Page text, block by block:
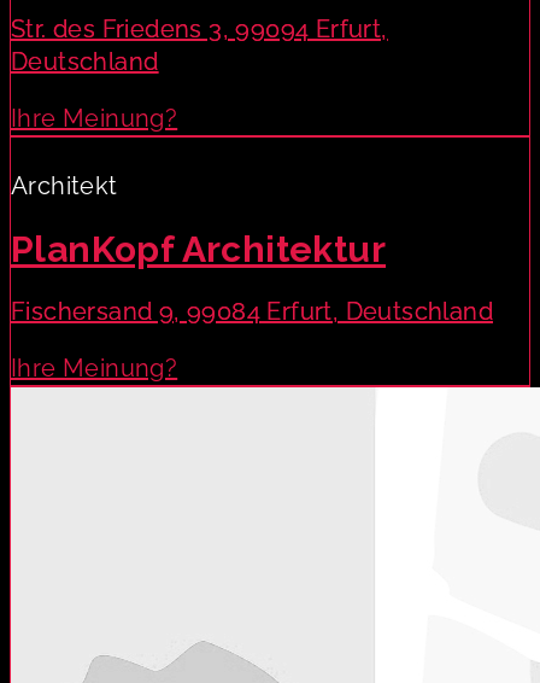
Str. des Friedens 3, 99094 Erfurt,
Deutschland
Ihre Meinung?
Architekt
PlanKopf Architektur
Fischersand 9, 99084 Erfurt, Deutschland
Ihre Meinung?